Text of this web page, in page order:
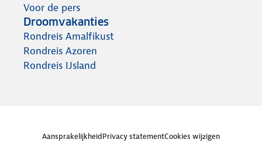
Voor de pers
Droomvakanties
Rondreis Amalfikust
Rondreis Azoren
Rondreis IJsland
AansprakelijkheidPrivacy statementCookies wijzigen